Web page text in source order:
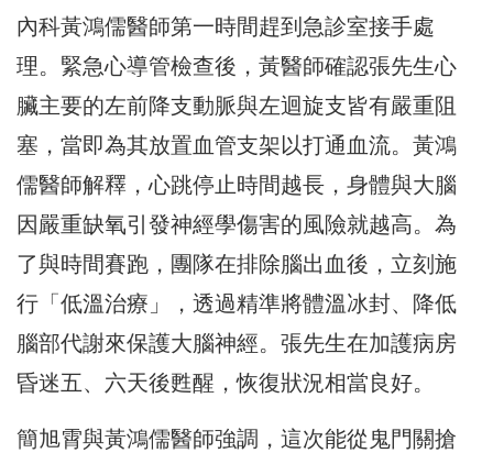
內科黃鴻儒醫師第一時間趕到急診室接手處
理。緊急心導管檢查後，黃醫師確認張先生心
臟主要的左前降支動脈與左迴旋支皆有嚴重阻
塞，當即為其放置血管支架以打通血流。黃鴻
儒醫師解釋，心跳停止時間越長，身體與大腦
因嚴重缺氧引發神經學傷害的風險就越高。為
了與時間賽跑，團隊在排除腦出血後，立刻施
行「低溫治療」，透過精準將體溫冰封、降低
腦部代謝來保護大腦神經。張先生在加護病房
昏迷五、六天後甦醒，恢復狀況相當良好。
簡旭霄與黃鴻儒醫師強調，這次能從鬼門關搶